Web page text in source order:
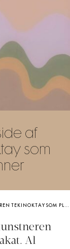
af
som
SOM PLAKAT OG STØT DANNER
Al